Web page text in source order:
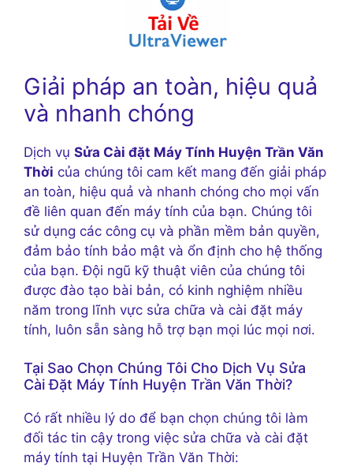
Giải pháp an toàn, hiệu quả
và nhanh chóng
Dịch vụ Sửa Cài đặt Máy Tính Huyện Trần Văn
Thời của chúng tôi cam kết mang đến giải pháp
an toàn, hiệu quả và nhanh chóng cho mọi vấn
đề liên quan đến máy tính của bạn. Chúng tôi
sử dụng các công cụ và phần mềm bản quyền,
đảm bảo tính bảo mật và ổn định cho hệ thống
của bạn. Đội ngũ kỹ thuật viên của chúng tôi
được đào tạo bài bản, có kinh nghiệm nhiều
năm trong lĩnh vực sửa chữa và cài đặt máy
tính, luôn sẵn sàng hỗ trợ bạn mọi lúc mọi nơi.
Tại Sao Chọn Chúng Tôi Cho Dịch Vụ Sửa
Cài Đặt Máy Tính Huyện Trần Văn Thời?
Có rất nhiều lý do để bạn chọn chúng tôi làm
đối tác tin cậy trong việc sửa chữa và cài đặt
máy tính tại Huyện Trần Văn Thời: